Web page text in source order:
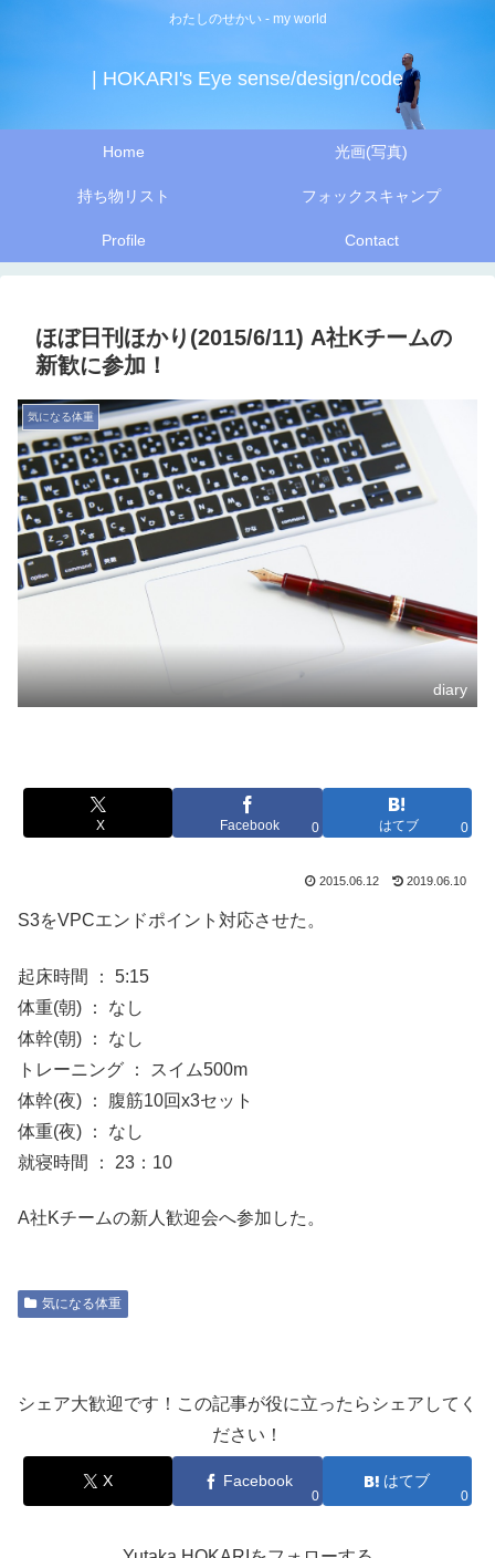
わたしのせかい - my world
| HOKARI's Eye sense/design/code
Home 光画(写真)
持ち物リスト フォックスキャンプ
Profile Contact
ほぼ日刊ほかり(2015/6/11) A社Kチームの
新歓に参加！
気になる体重
diary
X Facebook 0 はてブ 0
2015.06.12 2019.06.10
S3をVPCエンドポイント対応させた。
起床時間 ： 5:15
体重(朝) ： なし
体幹(朝) ： なし
トレーニング ： スイム500m
体幹(夜) ： 腹筋10回x3セット
体重(夜) ： なし
就寝時間 ： 23：10
A社Kチームの新人歓迎会へ参加した。
気になる体重
シェア大歓迎です！この記事が役に立ったらシェアしてく
ださい！
X Facebook
0
はてブ
0